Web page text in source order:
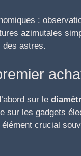
:
azimutales
des astres.
sur le
sur les gadgets
crucial